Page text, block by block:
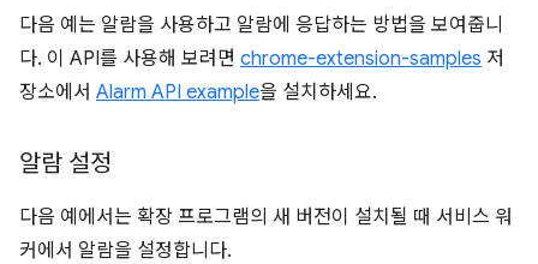
다음 예는 알람을 사용하고 알람에 응답하는 방법을 보여줍니
다. 이 API를 사용해 보려면 chrome-extension-samples 저
장소에서 Alarm API example을 설치하세요.
알람 설정
다음 예에서는 확장 프로그램의 새 버전이 설치될 때 서비스 워
커에서 알람을 설정합니다.